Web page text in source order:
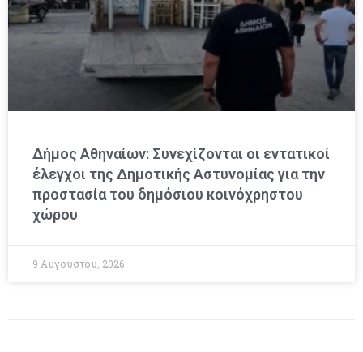
Δήμος Αθηναίων: Συνεχίζονται οι εντατικοί
έλεγχοι της Δημοτικής Αστυνομίας για την
προστασία του δημόσιου κοινόχρηστου
χώρου
9 Αυγούστου, 2026